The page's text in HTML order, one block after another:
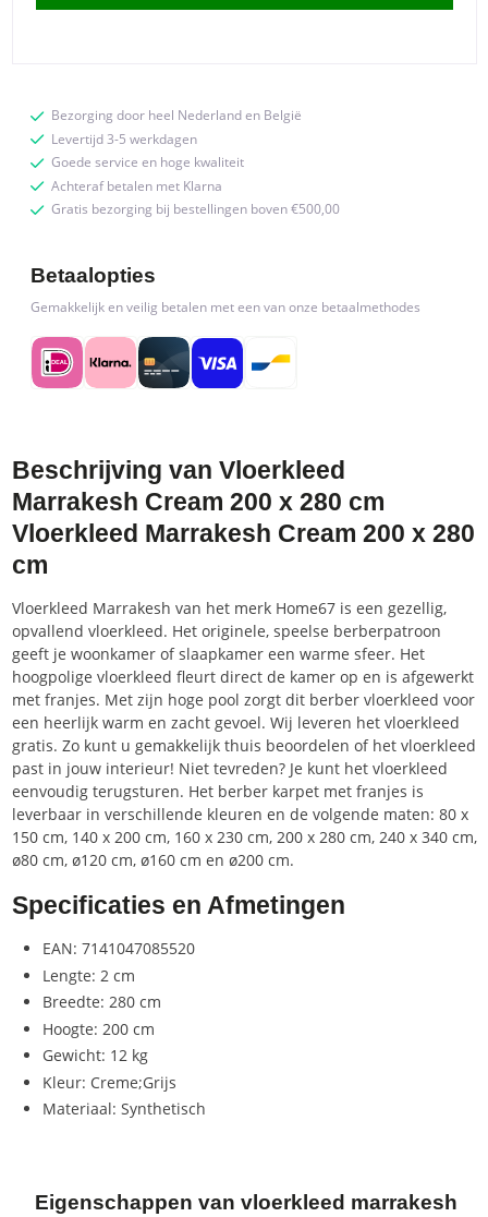
Bezorging door heel Nederland en België
Levertijd 3-5 werkdagen
Goede service en hoge kwaliteit
Achteraf betalen met Klarna
Gratis bezorging bij bestellingen boven €500,00
Betaalopties
Gemakkelijk en veilig betalen met een van onze betaalmethodes
Beschrijving van Vloerkleed
Marrakesh Cream 200 x 280 cm
Vloerkleed Marrakesh Cream 200 x 280
cm
Vloerkleed Marrakesh van het merk Home67 is een gezellig,
opvallend vloerkleed. Het originele, speelse berberpatroon
geeft je woonkamer of slaapkamer een warme sfeer. Het
hoogpolige vloerkleed fleurt direct de kamer op en is afgewerkt
met franjes. Met zijn hoge pool zorgt dit berber vloerkleed voor
een heerlijk warm en zacht gevoel. Wij leveren het vloerkleed
gratis. Zo kunt u gemakkelijk thuis beoordelen of het vloerkleed
past in jouw interieur! Niet tevreden? Je kunt het vloerkleed
eenvoudig terugsturen. Het berber karpet met franjes is
leverbaar in verschillende kleuren en de volgende maten: 80 x
150 cm, 140 x 200 cm, 160 x 230 cm, 200 x 280 cm, 240 x 340 cm,
ø80 cm, ø120 cm, ø160 cm en ø200 cm.
Specificaties en Afmetingen
EAN: 7141047085520
Lengte: 2 cm
Breedte: 280 cm
Hoogte: 200 cm
Gewicht: 12 kg
Kleur: Creme;Grijs
Materiaal: Synthetisch
Eigenschappen van vloerkleed marrakesh